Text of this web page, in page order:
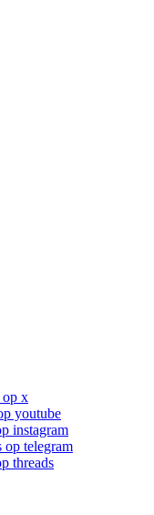
op x
youtube
instagram
op telegram
threads